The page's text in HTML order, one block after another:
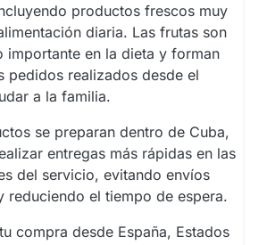
productos frescos muy
diaria. Las frutas son
importante en la dieta y forman
pedidos realizados desde el
a la familia.
se preparan dentro de Cuba,
entregas más rápidas en las
del servicio, evitando envíos
reduciendo el tiempo de espera.
compra desde España, Estados